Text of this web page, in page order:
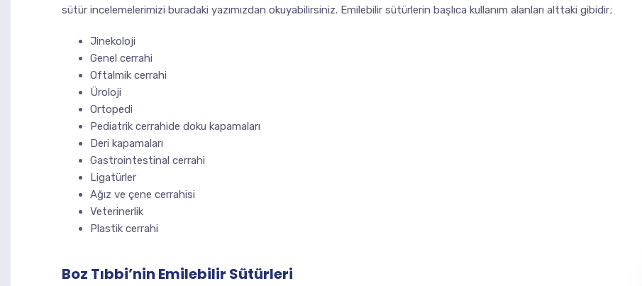
sütür incelemelerimizi buradaki yazımızdan okuyabilirsiniz. Emilebilir sütürlerin başlıca kullanım alanları alttaki gibidir;
Jinekoloji
Genel cerrahi
Oftalmik cerrahi
Üroloji
Ortopedi
Pediatrik cerrahide doku kapamaları
Deri kapamaları
Gastrointestinal cerrahi
Ligatürler
Ağız ve çene cerrahisi
Veterinerlik
Plastik cerrahi
Boz Tıbbi’nin Emilebilir Sütürleri